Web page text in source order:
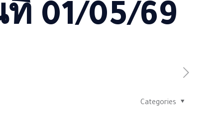
01/05/69
Categories